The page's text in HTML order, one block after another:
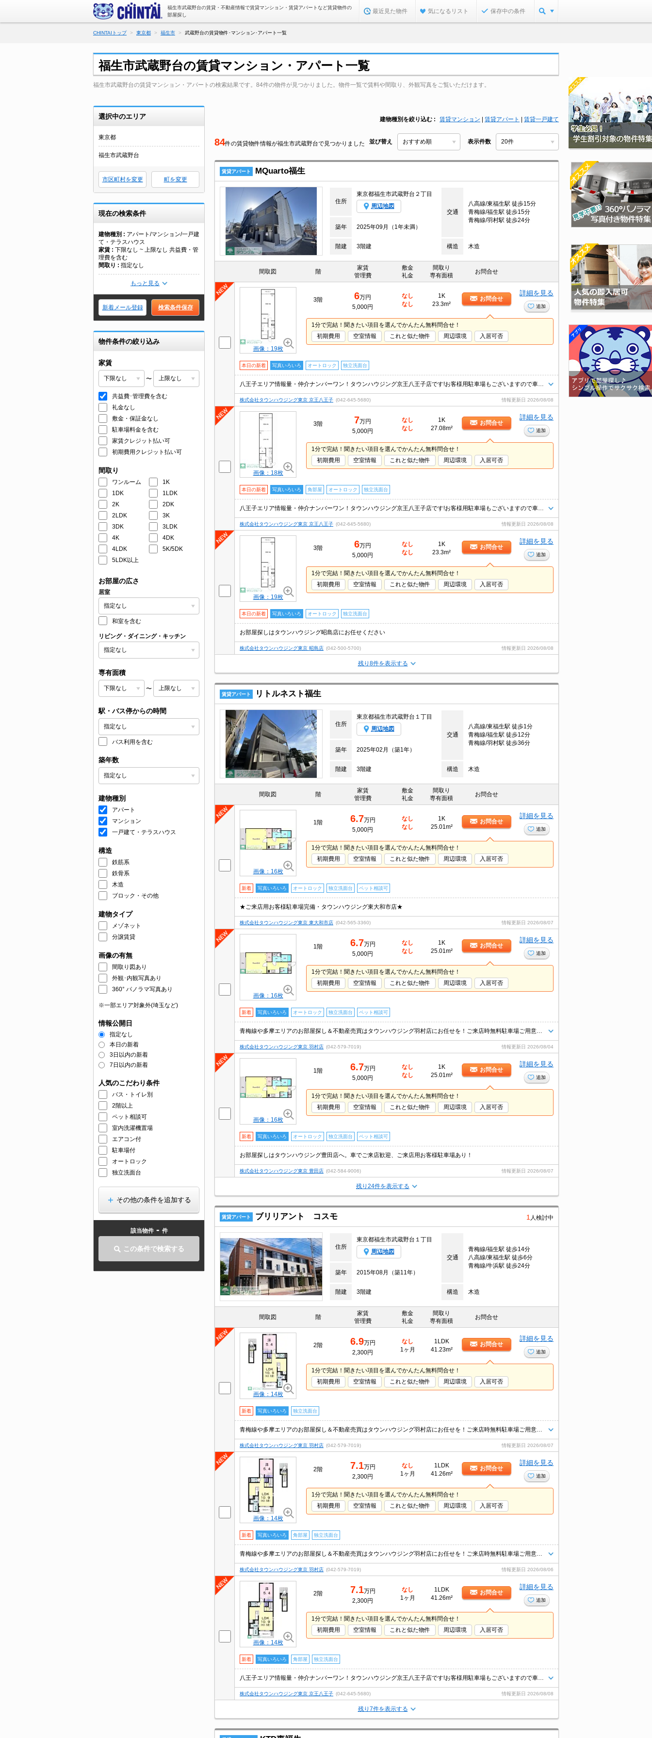
福生市武蔵野台の賃貸・不動産情報で賃貸マンション・賃貸アパートなど賃貸物件の
部屋探し
最近見た物件 気になるリスト 保存中の条件
CHINTAIトップ 東京都 福生市 武蔵野台の賃貸物件･マンション･アパート一覧
福生市武蔵野台の賃貸マンション・アパート一覧
福生市武蔵野台の賃貸マンション・アパートの検索結果です。84件の物件が見つかりました。物件一覧で賃料や間取り、外観写真をご覧いただけます。
選択中のエリア
東京都
福生市武蔵野台
市区町村を変更 町を変更
現在の検索条件
建物種別
アパート/マンション/一戸建
て・テラスハウス
家賃
下限なし ~ 上限なし 共益費・管
理費を含む
間取り
指定なし
もっと見る
新着メール登録 検索条件保存
物件条件の絞り込み
家賃
〜
共益費･管理費を含む
礼金なし
敷金・保証金なし
駐車場料金を含む
家賃クレジット払い可
初期費用クレジット払い可
間取り
ワンルーム
1K
1DK
1LDK
2K
2DK
2LDK
3K
3DK
3LDK
4K
4DK
4LDK
5K/5DK
5LDK以上
お部屋の広さ
居室
和室を含む
リビング・ダイニング・キッチン
専有面積
〜
駅・バス停からの時間
バス利用を含む
築年数
建物種別
アパート
マンション
一戸建て・テラスハウス
構造
鉄筋系
鉄骨系
木造
ブロック・その他
建物タイプ
メゾネット
分譲賃貸
画像の有無
間取り図あり
外観･内観写真あり
360° パノラマ写真あり
※一部エリア対象外(埼玉など)
情報公開日
指定なし
本日の新着
3日以内の新着
7日以内の新着
人気のこだわり条件
バス・トイレ別
2階以上
ペット相談可
室内洗濯機置場
エアコン付
駐車場付
オートロック
独立洗面台
その他の条件を追加する
該当物件 - 件
この条件で検索する
建物種別を絞り込む 賃貸マンション 賃貸アパート 賃貸一戸建て
84件の賃貸物件情報が福生市武蔵野台で見つかりました 並び替え 表示件数
賃貸アパート MQuarto福生
住所
東京都福生市武蔵野台２丁目
周辺地図
交通
八高線/東福生駅 徒歩15分
青梅線/福生駅 徒歩15分
青梅線/羽村駅 徒歩24分
築年
2025年09月（1年未満）
階建 3階建 構造 木造
間取図 階
家賃
管理費
敷金
礼金
間取り
専有面積
お問合せ
画像：19枚
3階 6万円
5,000円
なし
なし
1K
23.3m²
お問合せ
詳細を見る
追加
1分で完結！聞きたい項目を選んでかんたん無料問合せ！
初期費用
空室情報 これと似た物件 周辺環境 入居可否
本日の新着 写真いろいろ オートロック 独立洗面台
株式会社タウンハウジング東京 京王八王子 (042-645-5680) 情報更新日 2026/08/08
画像：18枚
3階 7万円
5,000円
なし
なし
1K
27.08m²
お問合せ
詳細を見る
追加
1分で完結！聞きたい項目を選んでかんたん無料問合せ！
初期費用
空室情報 これと似た物件 周辺環境 入居可否
本日の新着 写真いろいろ 角部屋 オートロック 独立洗面台
株式会社タウンハウジング東京 京王八王子 (042-645-5680) 情報更新日 2026/08/08
画像：19枚
3階 6万円
5,000円
なし
なし
1K
23.3m²
お問合せ
詳細を見る
追加
1分で完結！聞きたい項目を選んでかんたん無料問合せ！
初期費用
空室情報 これと似た物件 周辺環境 入居可否
本日の新着 写真いろいろ オートロック 独立洗面台
お部屋探しはタウンハウジング昭島店にお任せください
株式会社タウンハウジング東京 昭島店 (042-500-5700) 情報更新日 2026/08/08
残り8件を表示する
賃貸アパート リトルネスト福生
住所
東京都福生市武蔵野台１丁目
周辺地図
交通
八高線/東福生駅 徒歩1分
青梅線/福生駅 徒歩12分
青梅線/羽村駅 徒歩36分
築年
2025年02月（築1年）
階建 3階建 構造 木造
間取図 階
家賃
管理費
敷金
礼金
間取り
専有面積
お問合せ
画像：16枚
1階 6.7万円
5,000円
なし
なし
1K
25.01m²
お問合せ
詳細を見る
追加
1分で完結！聞きたい項目を選んでかんたん無料問合せ！
初期費用
空室情報 これと似た物件 周辺環境 入居可否
新着 写真いろいろ オートロック 独立洗面台 ペット相談可
★ご来店用お客様駐車場完備・タウンハウジング東大和市店★
株式会社タウンハウジング東京 東大和市店 (042-565-3360) 情報更新日 2026/08/07
画像：16枚
1階 6.7万円
5,000円
なし
なし
1K
25.01m²
お問合せ
詳細を見る
追加
1分で完結！聞きたい項目を選んでかんたん無料問合せ！
初期費用
空室情報 これと似た物件 周辺環境 入居可否
新着 写真いろいろ オートロック 独立洗面台 ペット相談可
株式会社タウンハウジング東京 羽村店 (042-579-7019) 情報更新日 2026/08/04
画像：16枚
1階 6.7万円
5,000円
なし
なし
1K
25.01m²
お問合せ
詳細を見る
追加
1分で完結！聞きたい項目を選んでかんたん無料問合せ！
初期費用
空室情報 これと似た物件 周辺環境 入居可否
新着 写真いろいろ オートロック 独立洗面台 ペット相談可
お部屋探しはタウンハウジング豊田店へ。車でご来店歓迎、ご来店用お客様駐車場あり！
株式会社タウンハウジング東京 豊田店 (042-584-9006) 情報更新日 2026/08/07
残り24件を表示する
賃貸アパート ブリリアント コスモ 1 人検討中
住所
東京都福生市武蔵野台１丁目
周辺地図
交通
青梅線/福生駅 徒歩14分
八高線/東福生駅 徒歩6分
青梅線/牛浜駅 徒歩24分
築年
2015年08月（築11年）
階建 3階建 構造 木造
間取図 階
家賃
管理費
敷金
礼金
間取り
専有面積
お問合せ
画像：14枚
2階 6.9万円
2,300円
なし
1ヶ月
1LDK
41.23m²
お問合せ
詳細を見る
追加
1分で完結！聞きたい項目を選んでかんたん無料問合せ！
初期費用
空室情報 これと似た物件 周辺環境 入居可否
新着 写真いろいろ 独立洗面台
株式会社タウンハウジング東京 羽村店 (042-579-7019) 情報更新日 2026/08/07
画像：14枚
2階 7.1万円
2,300円
なし
1ヶ月
1LDK
41.26m²
お問合せ
詳細を見る
追加
1分で完結！聞きたい項目を選んでかんたん無料問合せ！
初期費用
空室情報 これと似た物件 周辺環境 入居可否
新着 写真いろいろ 角部屋 独立洗面台
株式会社タウンハウジング東京 羽村店 (042-579-7019) 情報更新日 2026/08/06
画像：14枚
2階 7.1万円
2,300円
なし
1ヶ月
1LDK
41.26m²
お問合せ
詳細を見る
追加
1分で完結！聞きたい項目を選んでかんたん無料問合せ！
初期費用
空室情報 これと似た物件 周辺環境 入居可否
新着 写真いろいろ 角部屋 独立洗面台
株式会社タウンハウジング東京 京王八王子 (042-645-5680) 情報更新日 2026/08/08
残り7件を表示する